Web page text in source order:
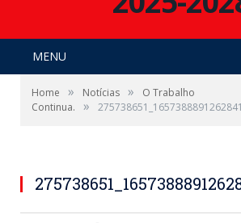
MENU
Home » Notícias »
O Trabalho
Continua.
»